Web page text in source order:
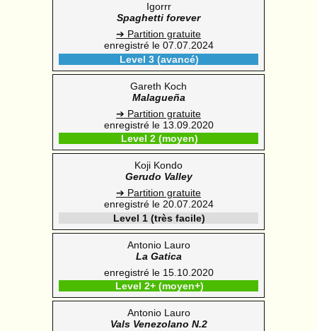
Igorrr
Spaghetti forever
➔ Partition gratuite
enregistré le 07.07.2024
Level 3 (avancé)
Gareth Koch
Malagueña
➔ Partition gratuite
enregistré le 13.09.2020
Level 2 (moyen)
Koji Kondo
Gerudo Valley
➔ Partition gratuite
enregistré le 20.07.2024
Level 1 (très facile)
Antonio Lauro
La Gatica
enregistré le 15.10.2020
Level 2+ (moyen+)
Antonio Lauro
Vals Venezolano N.2